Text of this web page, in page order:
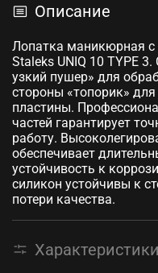
Описание
Лопатка маникюрная с
Staleks UNIQ 10 TYPE
узкий пушер» для
стороны «топорик» для
пластины.
частей гарантирует
работу.
обеспечивает
устойчивость к
силикон устойчивы к
потери качества.
Характеристики